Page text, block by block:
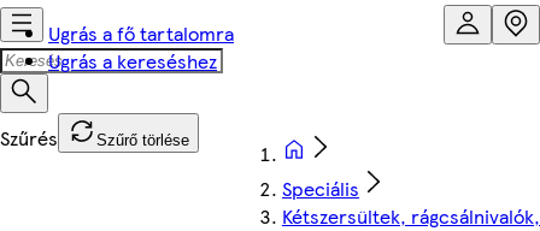
Ugrás a fő tartalomra
Ugrás a kereséshez
Szűrő törlése
Speciális
Kétszersültek,